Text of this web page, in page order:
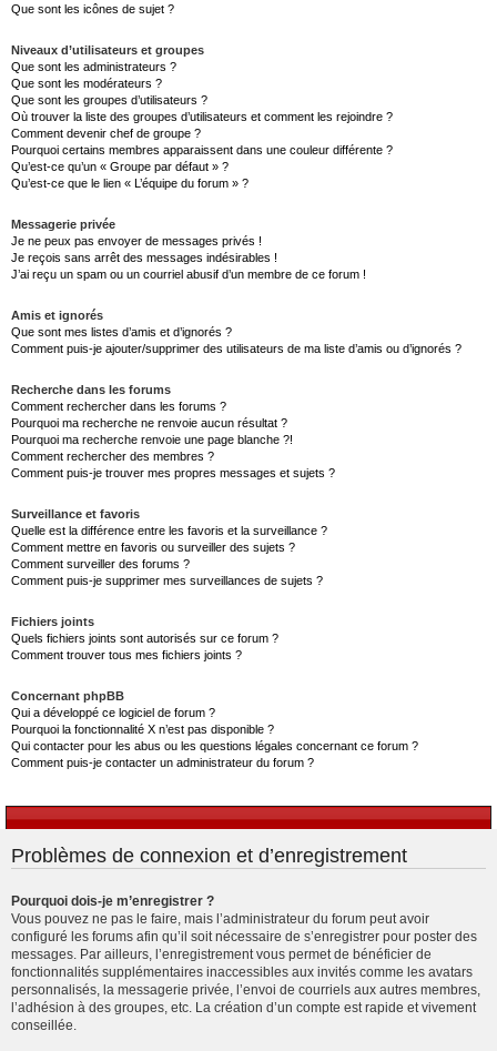
Que sont les icônes de sujet ?
Niveaux d’utilisateurs et groupes
Que sont les administrateurs ?
Que sont les modérateurs ?
Que sont les groupes d’utilisateurs ?
Où trouver la liste des groupes d’utilisateurs et comment les rejoindre ?
Comment devenir chef de groupe ?
Pourquoi certains membres apparaissent dans une couleur différente ?
Qu’est-ce qu’un « Groupe par défaut » ?
Qu’est-ce que le lien « L’équipe du forum » ?
Messagerie privée
Je ne peux pas envoyer de messages privés !
Je reçois sans arrêt des messages indésirables !
J’ai reçu un spam ou un courriel abusif d’un membre de ce forum !
Amis et ignorés
Que sont mes listes d’amis et d’ignorés ?
Comment puis-je ajouter/supprimer des utilisateurs de ma liste d’amis ou d’ignorés ?
Recherche dans les forums
Comment rechercher dans les forums ?
Pourquoi ma recherche ne renvoie aucun résultat ?
Pourquoi ma recherche renvoie une page blanche ?!
Comment rechercher des membres ?
Comment puis-je trouver mes propres messages et sujets ?
Surveillance et favoris
Quelle est la différence entre les favoris et la surveillance ?
Comment mettre en favoris ou surveiller des sujets ?
Comment surveiller des forums ?
Comment puis-je supprimer mes surveillances de sujets ?
Fichiers joints
Quels fichiers joints sont autorisés sur ce forum ?
Comment trouver tous mes fichiers joints ?
Concernant phpBB
Qui a développé ce logiciel de forum ?
Pourquoi la fonctionnalité X n’est pas disponible ?
Qui contacter pour les abus ou les questions légales concernant ce forum ?
Comment puis-je contacter un administrateur du forum ?
Problèmes de connexion et d’enregistrement
Pourquoi dois-je m’enregistrer ?
Vous pouvez ne pas le faire, mais l’administrateur du forum peut avoir
configuré les forums afin qu’il soit nécessaire de s’enregistrer pour poster des
messages. Par ailleurs, l’enregistrement vous permet de bénéficier de
fonctionnalités supplémentaires inaccessibles aux invités comme les avatars
personnalisés, la messagerie privée, l’envoi de courriels aux autres membres,
l’adhésion à des groupes, etc. La création d’un compte est rapide et vivement
conseillée.